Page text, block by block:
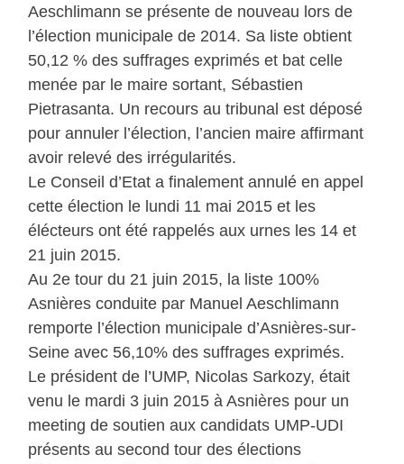
Aeschlimann se présente de nouveau lors de
l’élection municipale de 2014. Sa liste obtient
50,12 % des suffrages exprimés et bat celle
menée par le maire sortant, Sébastien
Pietrasanta. Un recours au tribunal est déposé
pour annuler l’élection, l’ancien maire affirmant
avoir relevé des irrégularités.
Le Conseil d’Etat a finalement annulé en appel
cette élection le lundi 11 mai 2015 et les
élécteurs ont été rappelés aux urnes les 14 et
21 juin 2015.
Au 2e tour du 21 juin 2015, la liste 100%
Asnières conduite par Manuel Aeschlimann
remporte l’élection municipale d’Asnières-sur-
Seine avec 56,10% des suffrages exprimés.
Le président de l’UMP, Nicolas Sarkozy, était
venu le mardi 3 juin 2015 à Asnières pour un
meeting de soutien aux candidats UMP-UDI
présents au second tour des élections